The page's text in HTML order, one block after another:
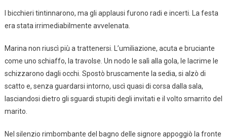
I bicchieri tintinnarono, ma gli applausi furono radi e incerti. La festa
era stata irrimediabilmente avvelenata.
Marina non riuscì più a trattenersi. L’umiliazione, acuta e bruciante
come uno schiaffo, la travolse. Un nodo le salì alla gola, le lacrime le
schizzarono dagli occhi. Spostò bruscamente la sedia, si alzò di
scatto e, senza guardarsi intorno, uscì quasi di corsa dalla sala,
lasciandosi dietro gli sguardi stupiti degli invitati e il volto smarrito del
marito.
Nel silenzio rimbombante del bagno delle signore appoggiò la fronte